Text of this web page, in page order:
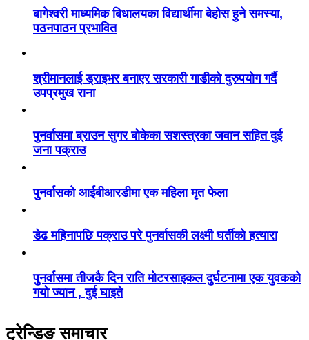
बागेश्वरी माध्यमिक बिधालयका विद्यार्थीमा बेहोस हुने समस्या,
पठनपाठन प्रभावित
श्रीमानलाई ड्राइभर बनाएर सरकारी गाडीको दुरुपयोग गर्दै
उपप्रमुख राना
पुनर्वासमा ब्राउन सुगर बोकेका सशस्त्रका जवान सहित दुई
जना पक्राउ
पुनर्वासको आईबीआरडीमा एक महिला मृत फेला
डेढ महिनापछि पक्राउ परे पुनर्वासकी लक्ष्मी घर्तीको हत्यारा
पुनर्वासमा तीजकै दिन राति मोटरसाइकल दुर्घटनामा एक युवकको
गयो ज्यान , दुई घाइते
ट्रेन्डिङ समाचार